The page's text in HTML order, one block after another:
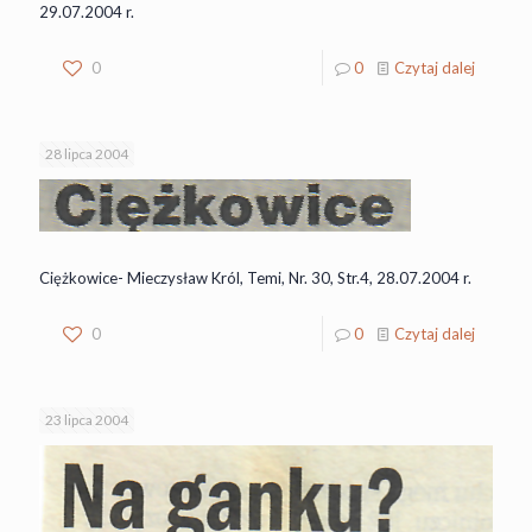
29.07.2004 r.
0 0 Czytaj dalej
28 lipca 2004
Ciężkowice- Mieczysław Król, Temi, Nr. 30, Str.4, 28.07.2004 r.
0 0 Czytaj dalej
23 lipca 2004